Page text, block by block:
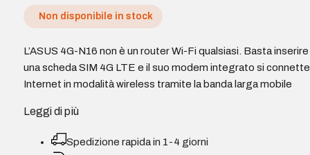
Non disponibile in stock
L’ASUS 4G-N16 non è un router Wi-Fi qualsiasi. Basta inserire
una scheda SIM 4G LTE e il suo modem integrato si
Internet in modalità wireless tramite la banda larga mobile
Leggi di più
Spedizione rapida in 1-4 giorni